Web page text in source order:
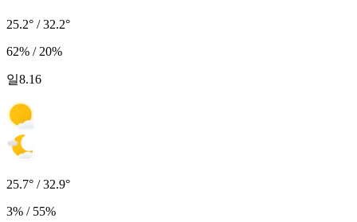
25.2° / 32.2°
62% / 20%
일8.16
25.7° / 32.9°
3% / 55%